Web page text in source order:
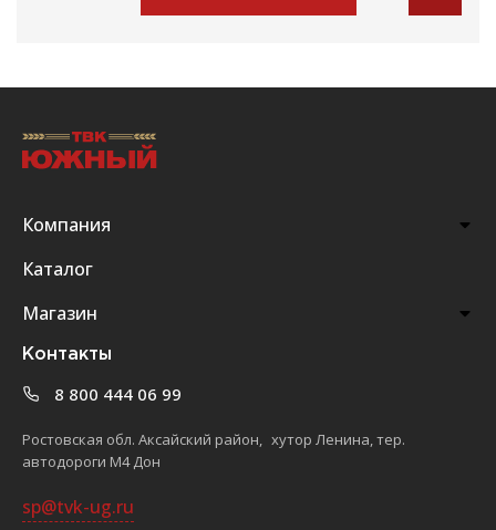
Компания
Каталог
Магазин
Контакты
8 800 444 06 99
Ростовская обл. Аксайский район, хутор Ленина, тер.
автодороги М4 Дон
sp@tvk-ug.ru